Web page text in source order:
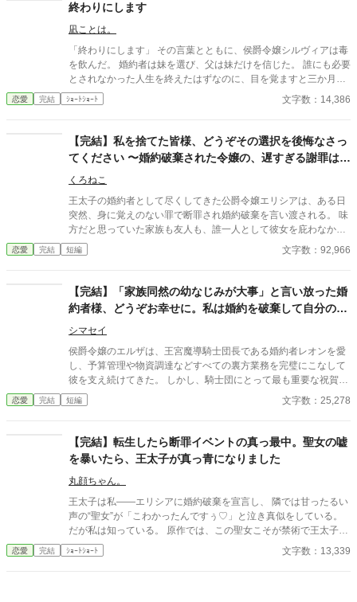
終わりにします
凪ことは。
「終わりにします」 その言葉とともに、侯爵令嬢シルヴィアは毒
を飲んだ。 婚約者は妹を選び、父は妹だけを信じた。 誰にも必要
とされなかった人生を終えたはずなのに、目を覚ますと三か月前
へと時間は巻き戻っていた。 もう、誰かに愛されるためだけに生
きるのはやめよう。 そう決めた彼女は、静かに運命を書き換えて
めの物語。
恋愛 完結 ｼｮｰﾄｼｮｰﾄ 文字数：14,386
【完結】私を捨てた皆様、どうぞその選択を後悔なさっ
てください 〜婚約破棄された令嬢の、遅すぎる謝罪はお
断りです〜
くろねこ
王太子の婚約者として尽くしてきた公爵令嬢エリシアは、ある日
突然、身に覚えのない罪で断罪され婚約破棄を言い渡される。 味
方だと思っていた家族も友人も、誰一人として彼女を庇わなかっ
た。 ――けれど、彼らは知らなかった。 彼女こそが国を支えてい
た“本当の功労者”だったことを。 すべてを失ったはずの令嬢が選
択こそが、彼らにとって最も残酷な“ざまぁ”の始まりだった。
恋愛 完結 短編 文字数：92,966
【完結】「家族同然の幼なじみが大事」と言い放った婚
約者様、どうぞお幸せに。私は婚約を破棄して自分の道
を行きます
シマセイ
侯爵令嬢のエルザは、王宮魔導騎士団長である婚約者レオンを愛
し、予算管理や物資調達などすべての裏方業務を完璧にこなして
彼を支え続けてきた。 しかし、騎士団にとって最も重要な祝賀会
の直前。レオンは幼なじみの魔導士リリィの些細な体調不良を優
先し、「彼女は君とは違う、特別な存在だ」とエルザを一人残し
たエルザは、静かに彼への愛を捨てた。 婚約指輪を置き、騎士団
への支援をすべて打ち切った彼女は、自身の類まれなる「実務能
力」を武器に、新たな舞台である商業ギルドへと歩み出す。
恋愛 完結 短編 文字数：25,278
【完結】転生したら断罪イベントの真っ最中。聖女の嘘
を暴いたら、王太子が真っ青になりました
丸顔ちゃん。
王太子は私――エリシアに婚約破棄を宣言し、 隣では甘ったるい
声の“聖女”が「こわかったんですぅ♡」と泣き真似をしている。
だが私は知っている。 原作では、この聖女こそが禁術で王太子の
魔力を吸い取り、 私に冤罪を着せて処刑へ追い込んだ張本人だ。
優しい家族を守るためにも、同じ結末は絶対に許さない。 私は転
恋愛 完結 ｼｮｰﾄｼｮｰﾄ 文字数：13,339